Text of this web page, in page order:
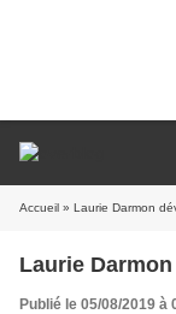
Accueil » Laurie Darmon
Laurie
Publié le 05/08/2019 à